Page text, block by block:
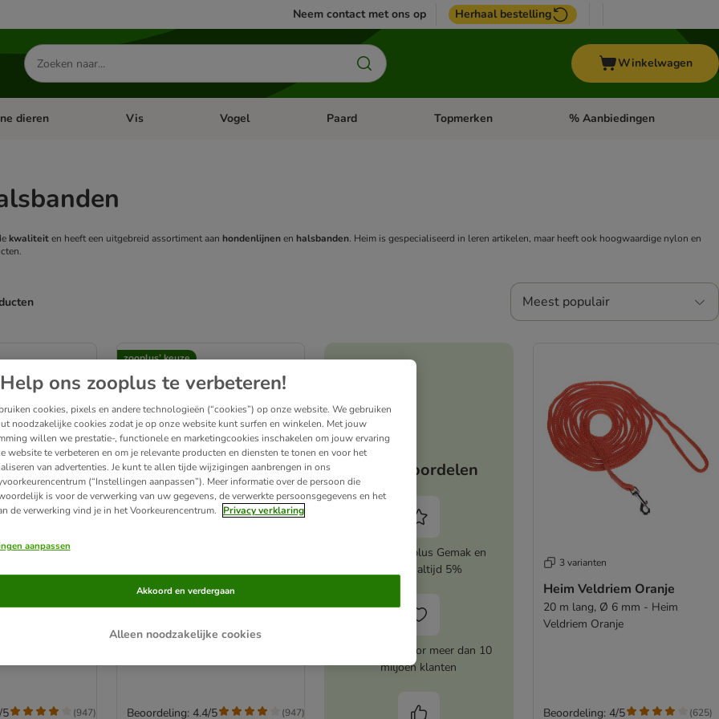
Neem contact met ons op Herhaal bestelling
Zoeken
naar
producten
Winkelwagen
categorie menu: Apotheek
dieren Open categorie menu: Kleine dieren
Vis Open categorie menu: Vis
Vogel Open categorie menu: Vogel
Paard Open categorie menu: Paard
Topmerken Open categorie menu:
% Aanbiedingen
kwaliteiten heeft een uitgebreid assortiment aan hondenlijnenen halsbanden. Heim is gespecialiseerd in leren artikelen, maar heeft ook hoogwaardige nylon en
Meest populair
zoekriem,
5 (947)
zooplus’ keuze
Heim BioThane® zoekriem,
neongeel
10 m lang, 13 mm breed
Beoordeling: 4.4/5 (947)
Jouw voordelen
Activeer zooplus Gemak en
bespaar altijd 5%
Vertrouwd door meer dan 10
miljoen klanten
3 varianten
Heim Veldriem Oranje
20 m lang, Ø 6 mm - Heim
Veldriem Oranje
Beoordeling: 4/5 (625)
Help ons zooplus te verbeteren!
cookies, pixels en andere technologieën (“cookies”) op onze website. We gebruiken
noodzakelijke cookies zodat je op onze website kunt surfen en winkelen. Met jouw
willen we prestatie-, functionele en marketingcookies inschakelen om jouw ervaring
website te verbeteren en om je relevante producten en diensten te tonen en voor het
van advertenties. Je kunt te allen tijde wijzigingen aanbrengen in ons
(“Instellingen aanpassen”). Meer informatie over de persoon die
is voor de verwerking van uw gegevens, de verwerkte persoonsgegevens en het
de verwerking vind je in het Voorkeurencentrum.
Privacy verklaring
aanpassen
Alleen noodzakelijke cookies
Akkoord en verdergaan